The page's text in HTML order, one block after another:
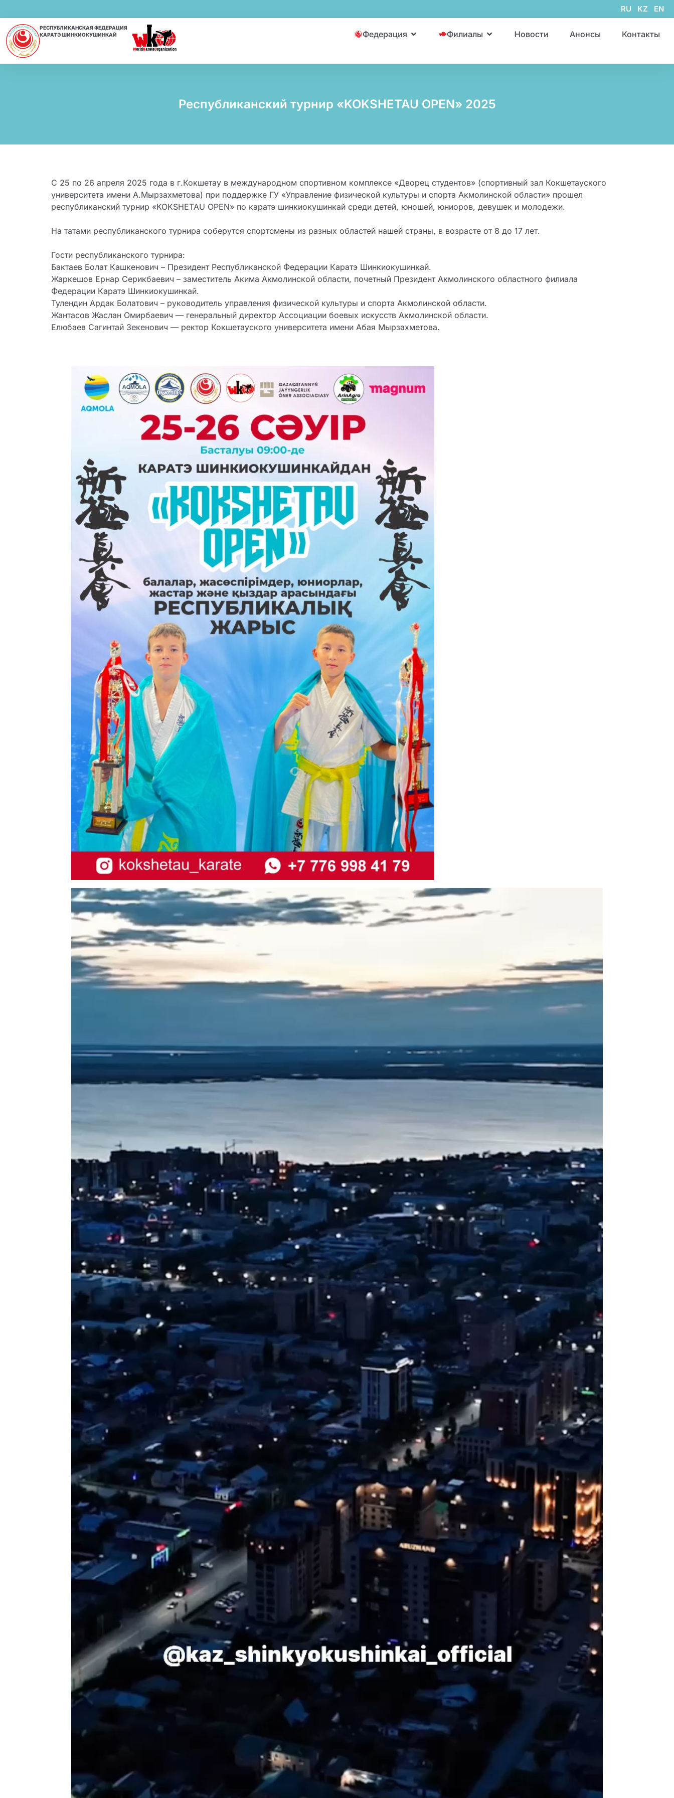
RU KZ EN
РЕСПУБЛИКАНСКАЯ ФЕДЕРАЦИЯ
КАРАТЭ ШИНКИОКУШИНКАЙ
Федерация Филиалы Новости Анонсы Контакты
Республиканский турнир «KOKSHETAU OPEN» 2025
С 25 по 26 апреля 2025 года в г.Кокшетау в международном спортивном комплексе «Дворец студентов» (спортивный зал Кокшетауского
университета имени А.Мырзахметова) при поддержке ГУ «Управление физической культуры и спорта Акмолинской области» прошел
республиканский турнир «KOKSHETAU OPEN» по каратэ шинкиокушинкай среди детей, юношей, юниоров, девушек и молодежи.
На татами республиканского турнира соберутся спортсмены из разных областей нашей страны, в возрасте от 8 до 17 лет.
Гости республиканского турнира:
Бактаев Болат Кашкенович – Президент Республиканской Федерации Каратэ Шинкиокушинкай.
Жаркешов Ернар Серикбаевич – заместитель Акима Акмолинской области, почетный Президент Акмолинского областного филиала
Федерации Каратэ Шинкиокушинкай.
Тулендин Ардак Болатович – руководитель управления физической культуры и спорта Акмолинской области.
Жантасов Жаслан Омирбаевич — генеральный директор Ассоциации боевых искусств Акмолинской области.
Елюбаев Сагинтай Зекенович — ректор Кокшетауского университета имени Абая Мырзахметова.